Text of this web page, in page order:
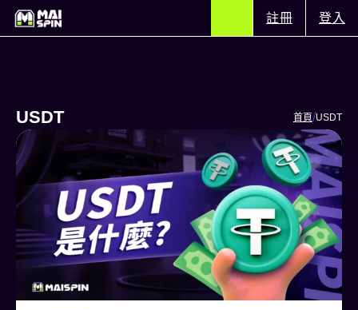
註冊 登入
USDT 首頁/USDT